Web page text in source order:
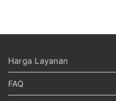
Harga Layanan
FAQ